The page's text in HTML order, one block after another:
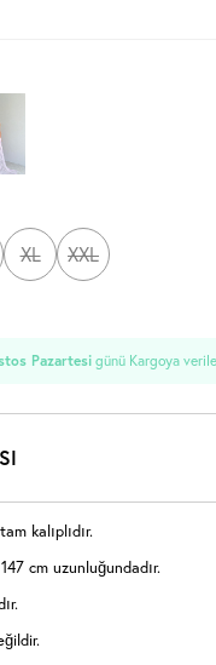
XL XXL
Pazartesi günü Kargoya
kalıplıdır.
cm uzunluğundadır.